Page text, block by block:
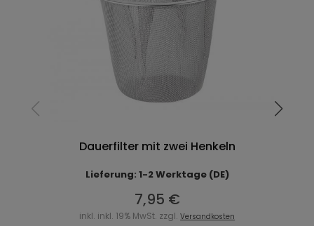
Dauerfilter mit zwei Henkeln
Lieferung: 1-2 Werktage (DE)
7,95 €
inkl. inkl. 19% MwSt. zzgl.Versandkosten